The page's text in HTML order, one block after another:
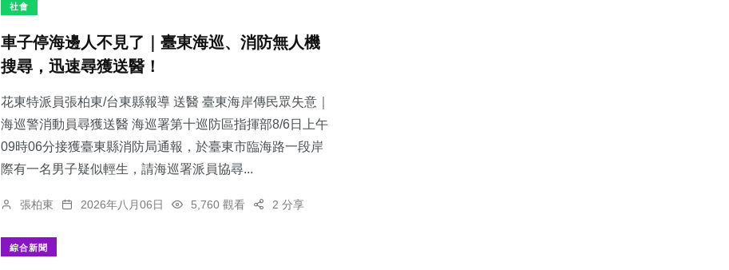
社會
車子停海邊人不見了｜臺東海巡、消防無人機
搜尋，迅速尋獲送醫！
花東特派員張柏東/台東縣報導 送醫 臺東海岸傳民眾失意｜
海巡警消動員尋獲送醫 海巡署第十巡防區指揮部8/6日上午
09時06分接獲臺東縣消防局通報，於臺東市臨海路一段岸
際有一名男子疑似輕生，請海巡署派員協尋...
張柏東 2026年八月06日 5,760 觀看 2 分享
綜合新聞